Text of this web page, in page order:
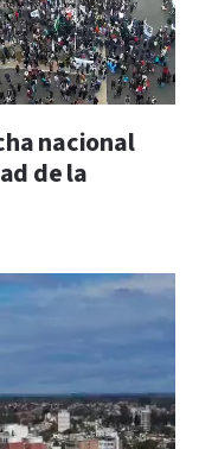
nacional
de la